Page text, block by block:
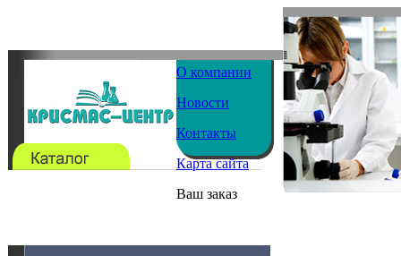
О компании
Новости
Контакты
Карта сайта
Ваш заказ